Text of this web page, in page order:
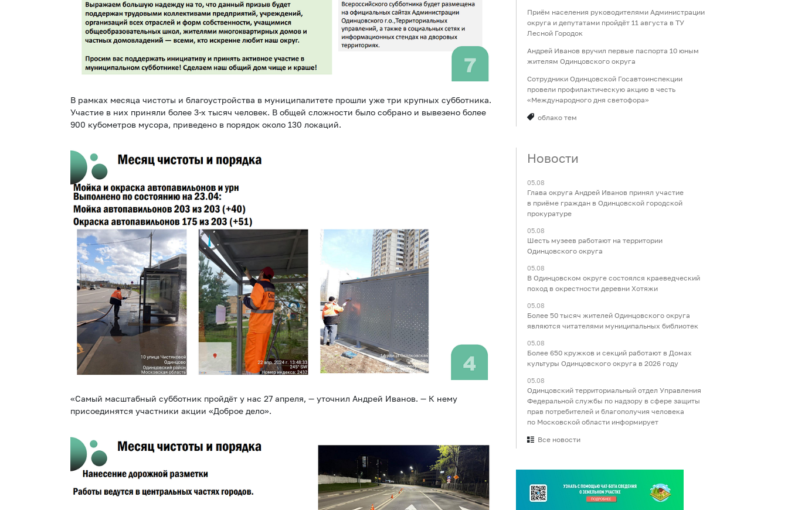
В рамках месяца чистоты и благоустройства в муниципалитете прошли уже три крупных субботника.
Участие в них приняли более 3-х тысяч человек. В общей сложности было собрано и вывезено более
900 кубометров мусора, приведено в порядок около 130 локаций.
«Самый масштабный субботник пройдёт у нас 27 апреля, — уточнил Андрей Иванов. — К нему
присоединятся участники акции «Доброе дело».
Приём населения руководителями Администрации
округа и депутатами пройдёт 11 августа в ТУ
Лесной Городок
Андрей Иванов вручил первые паспорта 10 юным
жителям Одинцовского округа
Сотрудники Одинцовской Госавтоинспекции
провели профилактическую акцию в честь
«Международного дня светофора»
облако тем
Новости
05.08
Глава округа Андрей Иванов принял участие
в приёме граждан в Одинцовской городской
прокуратуре
05.08
Шесть музеев работают на территории
Одинцовского округа
05.08
В Одинцовском округе состоялся краеведческий
поход в окрестности деревни Хотяжи
05.08
Более 50 тысяч жителей Одинцовского округа
являются читателями муниципальных библиотек
05.08
Более 650 кружков и секций работают в Домах
культуры Одинцовского округа в 2026 году
05.08
Одинцовский территориальный отдел Управления
Федеральной службы по надзору в сфере защиты
прав потребителей и благополучия человека
по Московской области информирует
Все новости